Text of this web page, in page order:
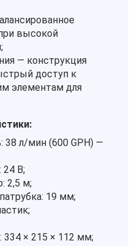
высокой
— конструкция
доступ к
элементам для
38 л/мин (600 GPH) —
24 В;
2,5 м;
19 мм;
× 215 × 112 мм;